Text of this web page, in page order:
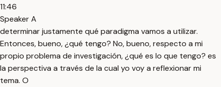
11:46
Speaker A
determinar justamente qué paradigma vamos a utilizar.
Entonces, bueno, ¿qué tengo? No, bueno, respecto a mi
propio problema de investigación, ¿qué es lo que tengo? es
la perspectiva a través de la cual yo voy a reflexionar mi
tema. O